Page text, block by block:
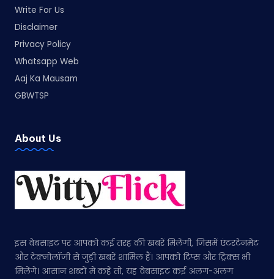
Write For Us
Disclaimer
Privacy Policy
Whatsapp Web
Aaj Ka Mausam
GBWTSP
About Us
इस वेबसाइट पर आपको कई तरह की खबरें मिलेंगी, जिसमें एंटरटेनमेंट
और टेक्नोलॉजी से जुड़ी खबरें शामिल हैं। आपको टिप्स और ट्रिक्स भी
मिलेंगे। आसान शब्दों में कहें तो, यह वेबसाइट कई अलग-अलग